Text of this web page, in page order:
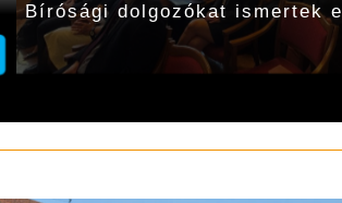
Bírósági dolgozókat ismertek el